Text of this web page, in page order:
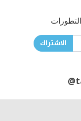
الاشتراك